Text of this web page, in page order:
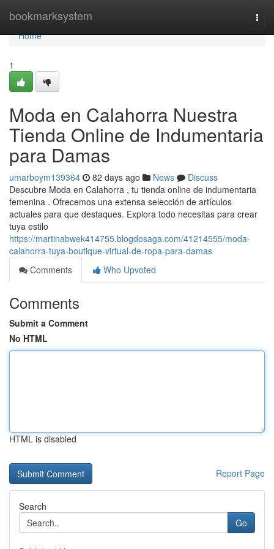
bookmarksystem
Home
Home
1
Moda en Calahorra Nuestra
Tienda Online de Indumentaria
para Damas
umarboym139364 82 days ago News
Discuss
Descubre Moda en Calahorra , tu tienda online de indumentaria
femenina . Ofrecemos una extensa selección de artículos
actuales para que destaques. Explora todo necesitas para crear
tuya estilo
https://martinabwek414755.blogdosaga.com/41214555/moda-
calahorra-tuya-boutique-virtual-de-ropa-para-damas
Comments
Who Upvoted
Comments
Submit a Comment
No HTML
HTML is disabled
Report Page
Search
Go